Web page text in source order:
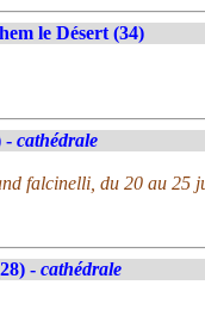
le Désert (34)
- cathédrale
falcinelli, du 20 au 25
- cathédrale